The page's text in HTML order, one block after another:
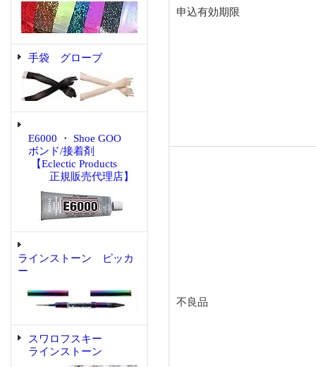
手袋 グローブ
E6000 ・ Shoe GOO
ボンド/接着剤
【Eclectic Products
正規販売代理店】
ラインストーン ピッカ
ー
スワロフスキー
ラインストーン
申込有効期限
不良品